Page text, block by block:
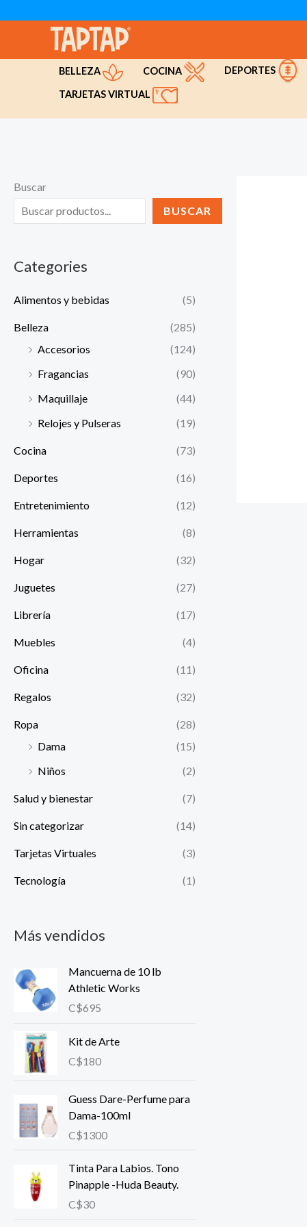
BELLEZA COCINA DEPORTES
TARJETAS VIRTUAL
Buscar
BUSCAR
Categories
Alimentos y bebidas (5)
Belleza
(285)
Accesorios
(124)
Fragancias
(90)
Maquillaje
(44)
Relojes y Pulseras
(19)
Cocina (73)
Deportes (16)
Entretenimiento (12)
Herramientas (8)
Hogar (32)
Juguetes (27)
Librería (17)
Muebles (4)
Oficina (11)
Regalos (32)
Ropa
(28)
Dama
(15)
Niños
(2)
Salud y bienestar (7)
Sin categorizar (14)
Tarjetas Virtuales (3)
Tecnología (1)
Más vendidos
Mancuerna de 10 lb
Athletic Works
C$695
Kit de Arte
C$180
Guess Dare-Perfume para
Dama-100ml
C$1300
Tinta Para Labios. Tono
Pinapple -Huda Beauty.
C$30